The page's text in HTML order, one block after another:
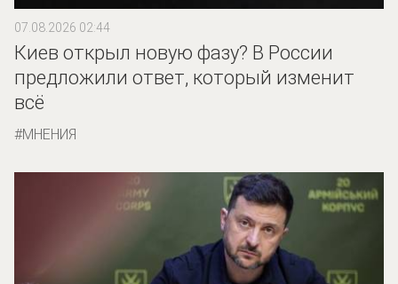
07.08.2026 02:44
Киев открыл новую фазу? В России
предложили ответ, который изменит
всё
МНЕНИЯ